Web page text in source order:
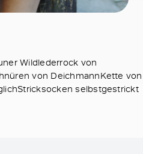
Wildlederrock von
von DeichmannKette von
selbstgestrickt